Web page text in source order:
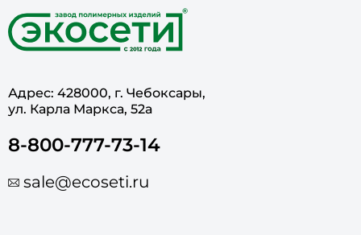
Адрес: 428000, г. Чебоксары,
ул. Карла Маркса, 52а
8-800-777-73-14
sale@ecoseti.ru